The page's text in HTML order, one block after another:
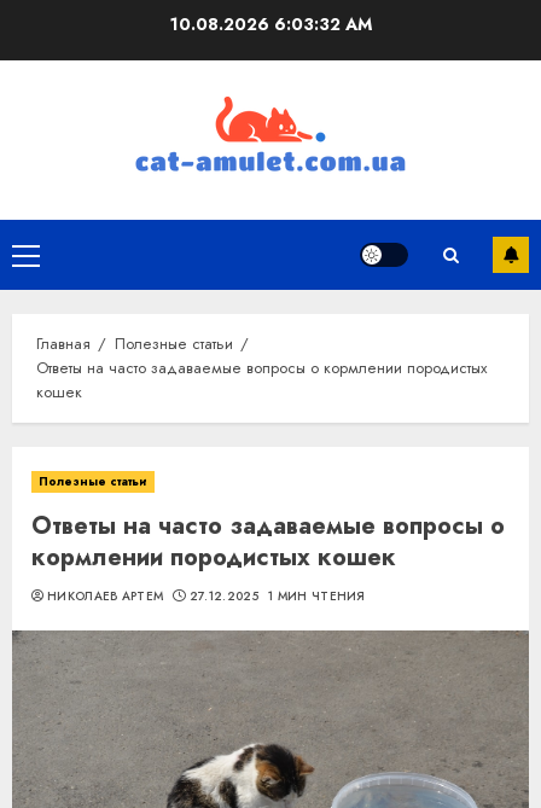
10.08.2026 6:03:33 AM
Основное
меню
Главная
Полезные статьи
Ответы на часто задаваемые вопросы о кормлении породистых
кошек
Полезные статьи
Ответы на часто задаваемые вопросы о
кормлении породистых кошек
НИКОЛАЕВ АРТЕМ 27.12.2025 1 МИН ЧТЕНИЯ